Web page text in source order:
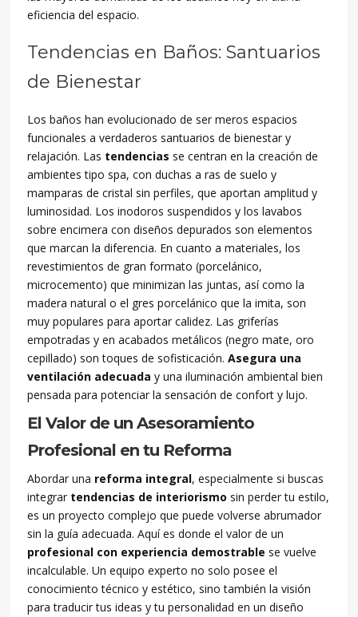
eficiencia del espacio.
Tendencias en Baños: Santuarios
de Bienestar
Los baños han evolucionado de ser meros espacios
funcionales a verdaderos santuarios de bienestar y
relajación. Las tendencias se centran en la creación de
ambientes tipo spa, con duchas a ras de suelo y
mamparas de cristal sin perfiles, que aportan amplitud y
luminosidad. Los inodoros suspendidos y los lavabos
sobre encimera con diseños depurados son elementos
que marcan la diferencia. En cuanto a materiales, los
revestimientos de gran formato (porcelánico,
microcemento) que minimizan las juntas, así como la
madera natural o el gres porcelánico que la imita, son
muy populares para aportar calidez. Las griferías
empotradas y en acabados metálicos (negro mate, oro
cepillado) son toques de sofisticación.Asegura una
ventilación adecuada y una iluminación ambiental bien
pensada para potenciar la sensación de confort y lujo.
El Valor de un Asesoramiento
Profesional en tu Reforma
Abordar una reforma integral, especialmente si buscas
integrar tendencias de interiorismo sin perder tu estilo,
es un proyecto complejo que puede volverse abrumador
sin la guía adecuada. Aquí es donde el valor de un
profesional con experiencia demostrable se vuelve
incalculable. Un equipo experto no solo posee el
conocimiento técnico y estético, sino también la visión
para traducir tus ideas y tu personalidad en un diseño